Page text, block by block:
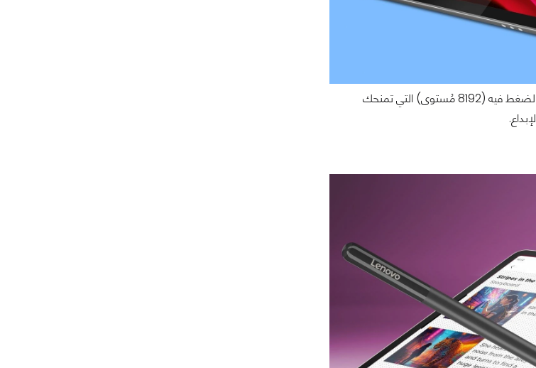
إذا كنت تحب تسجيل المُلاحظات أو الرسم، فستقدّر استجابة القلم Tab Pen Pro وحساسية الضغط فيه (8192 مُستوى) التي تمنحك